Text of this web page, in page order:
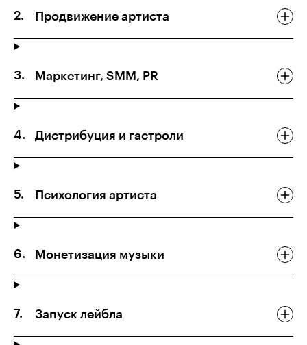
Продвижение артиста
Маркетинг, SMM, PR
Дистрибуция и гастроли
Психология артиста
Монетизация музыки
Запуск лейбла